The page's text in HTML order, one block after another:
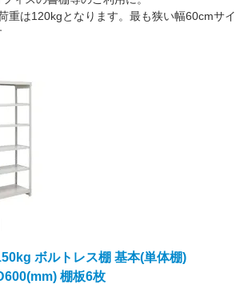
重は120kgとなります。最も狭い幅60cmサイ
ボルトレス棚 基本(単体棚)
棚板6枚